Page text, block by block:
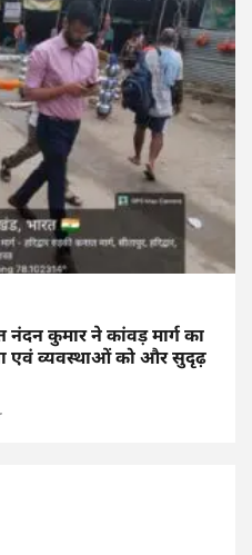
कुमार ने कांवड़ मार्ग का
एवं व्यवस्थाओं को और सुदृढ़